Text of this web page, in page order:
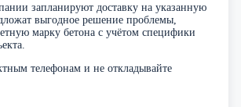
запланируют доставку на указанную
выгодное решение проблемы,
марку бетона с учётом специфики
телефонам и не откладывайте